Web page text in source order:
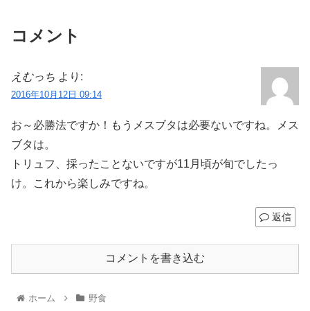
コメント
えむっち より:
2016年10月12日 09:14
お～必勝法ですか！もうメスブタは必要ないですね。メス
ブタは。
トリュフ、採ったことないですが11月頃が旬でしたっ
け。これから楽しみですね。
返信
コメントを書き込む
ホーム 野食